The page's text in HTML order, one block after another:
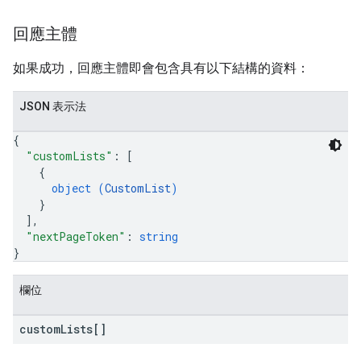
回應主體
如果成功，回應主體即會包含具有以下結構的資料：
JSON 表示法
{
"customLists" :
[
{
object (CustomList)
}
] ,
"nextPageToken" : string
}
欄位
customLists[]